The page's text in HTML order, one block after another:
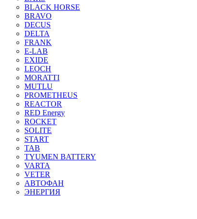
BLACK HORSE
BRAVO
DECUS
DELTA
FRANK
E-LAB
EXIDE
LEOCH
MORATTI
MUTLU
PROMETHEUS
REACTOR
RED Energy
ROCKET
SOLITE
START
TAB
TYUMEN BATTERY
VARTA
VETER
АВТОФАН
ЭНЕРГИЯ